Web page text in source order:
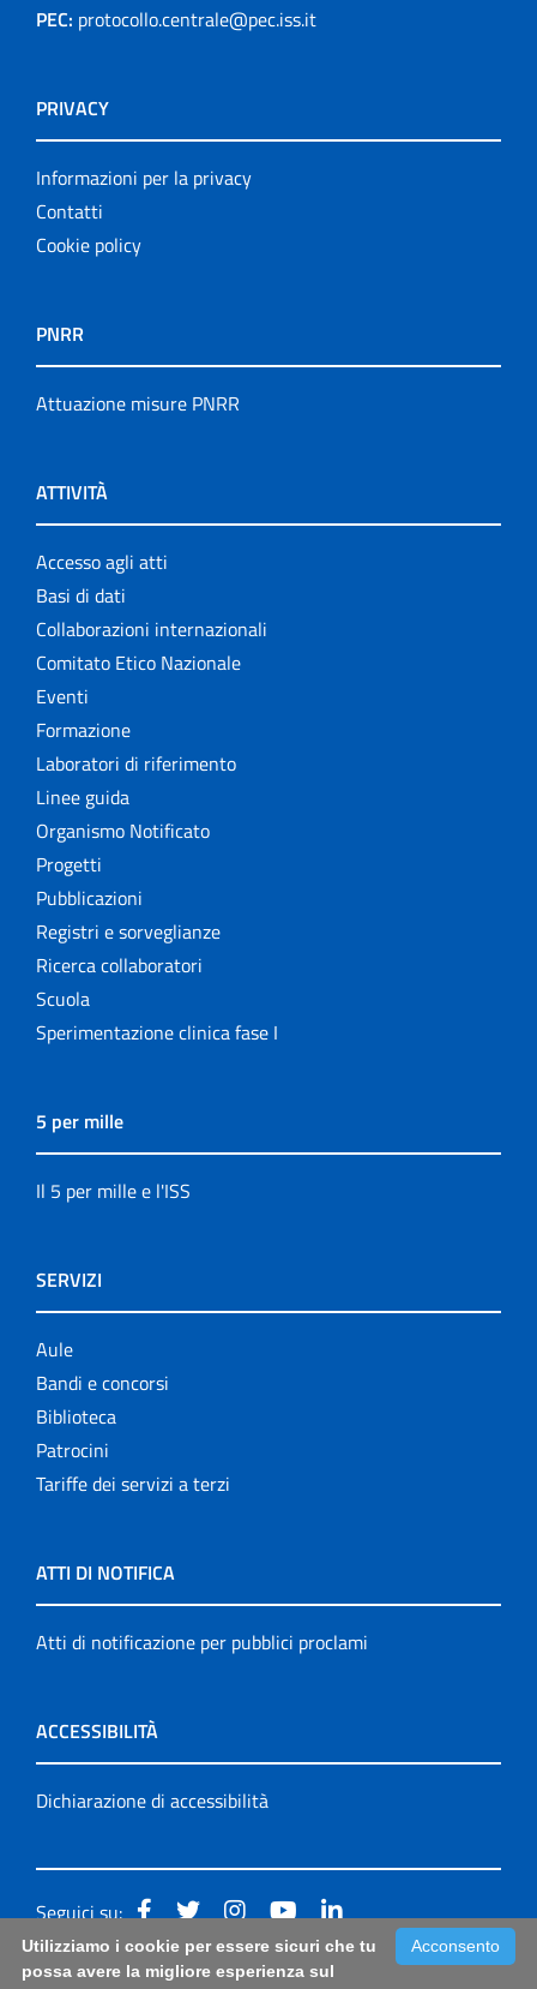
PEC: protocollo.centrale@pec.iss.it
PRIVACY
Informazioni per la privacy
Contatti
Cookie policy
PNRR
Attuazione misure PNRR
ATTIVITÀ
Accesso agli atti
Basi di dati
Collaborazioni internazionali
Comitato Etico Nazionale
Eventi
Formazione
Laboratori di riferimento
Linee guida
Organismo Notificato
Progetti
Pubblicazioni
Registri e sorveglianze
Ricerca collaboratori
Scuola
Sperimentazione clinica fase I
5 per mille
Il 5 per mille e l'ISS
SERVIZI
Aule
Bandi e concorsi
Biblioteca
Patrocini
Tariffe dei servizi a terzi
ATTI DI NOTIFICA
Atti di notificazione per pubblici proclami
ACCESSIBILITÀ
Dichiarazione di accessibilità
Seguici su:
Accessibilità: form di segnalazione di prima istanza per
Acconsento
Utilizziamo i cookie per essere sicuri che tu
possa avere la migliore esperienza sul